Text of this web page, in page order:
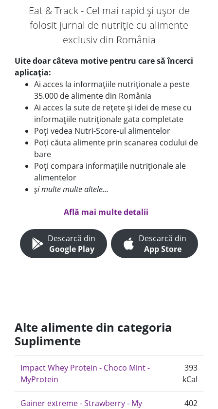
Eat & Track - Cel mai rapid și ușor de
folosit jurnal de nutriție cu alimente
exclusiv din România
Uite doar câteva motive pentru care să încerci
aplicația:
Ai acces la informațiile nutriționale a peste
35.000 de alimente din România
Ai acces la sute de rețete și idei de mese cu
informațiile nutriționale gata completate
Poți vedea Nutri-Score-ul alimentelor
Poți căuta alimente prin scanarea codului de
bare
Poți compara informațiile nutriționale ale
alimentelor
și multe multe altele...
Află mai multe detalii
Descarcă din
Google Play
Descarcă din
App Store
Alte alimente din categoria
Suplimente
Impact Whey Protein - Choco Mint -
MyProtein
393
kCal
Gainer extreme - Strawberry - My
402